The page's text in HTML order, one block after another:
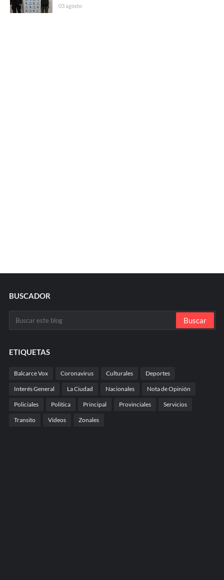
03 agosto
BUSCADOR
ETIQUETAS
Balcarce Vox Coronavirus Culturales Deportes
Interés General La Ciudad Nacionales Nota de Opinión
Policiales Politica Principal Provinciales Servicios
Transito Videos Zonales